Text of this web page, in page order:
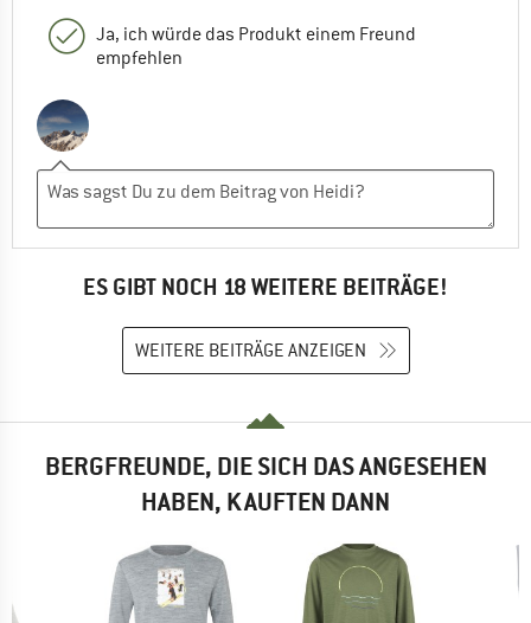
Ja, ich würde das Produkt einem Freund
empfehlen
ES GIBT NOCH 18 WEITERE BEITRÄGE!
WEITERE BEITRÄGE ANZEIGEN
BERGFREUNDE, DIE SICH DAS ANGESEHEN
HABEN, KAUFTEN DANN